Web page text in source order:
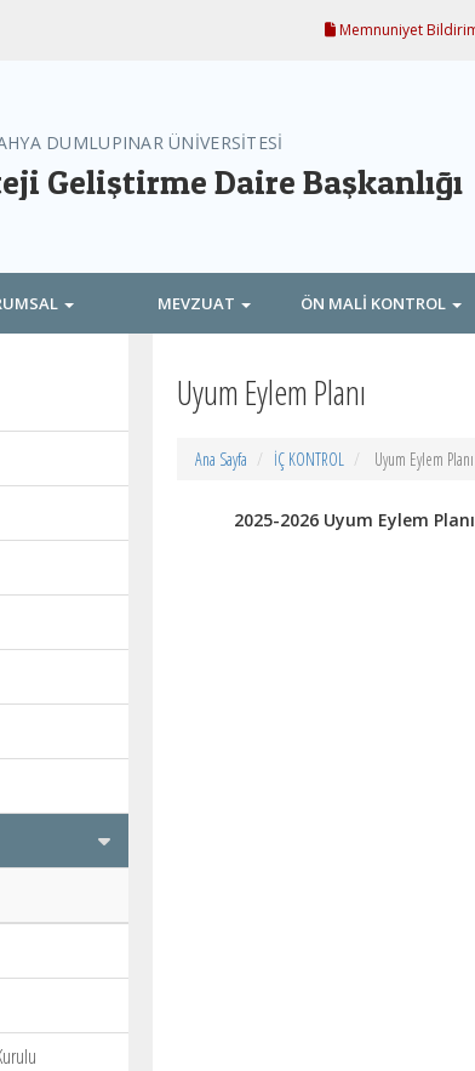
Memnuniyet
DUMLUPINAR ÜNİVERSİTESİ
Geliştirme Daire Başkanlığı
MEVZUAT ÖN MALİ KONTROL
Uyum Eylem Planı
Ana Sayfa İÇ KONTROL Uyum Eylem Planı
2025-2026 Uyum Eylem Planı